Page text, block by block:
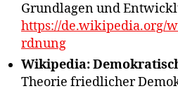
Grundlagen und
https://de.wikipedia.org/
rdnung
Wikipedia:
Theorie friedlicher